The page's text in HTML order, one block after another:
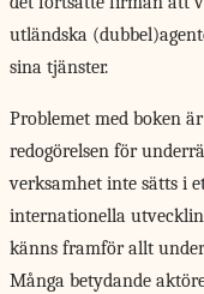
utländska
sina tjänster.
Problemet med boken
redogörelsen för
verksamhet inte sätts i
internationella
känns framför allt
Många betydande